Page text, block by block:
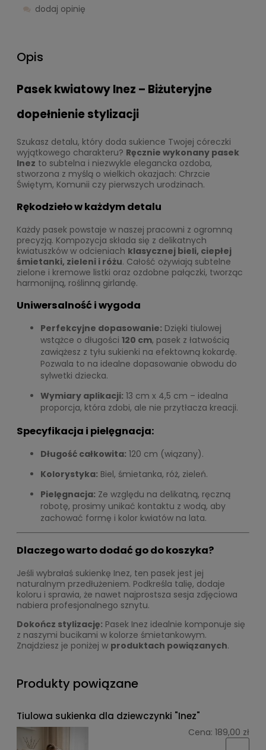
dodaj opinię
Opis
Pasek kwiatowy Inez – Biżuteryjne
dopełnienie stylizacji
Szukasz detalu, który doda sukience Twojej córeczki
wyjątkowego charakteru? Ręcznie wykonany pasek
Inez to subtelna i niezwykle elegancka ozdoba,
stworzona z myślą o wielkich okazjach: Chrzcie
Świętym, Komunii czy pierwszych urodzinach.
Rękodzieło w każdym detalu
Każdy pasek powstaje w naszej pracowni z ogromną
precyzją. Kompozycja składa się z delikatnych
kwiatuszków w odcieniach klasycznej bieli, ciepłej
śmietanki, zieleni i różu. Całość ożywiają subtelne
zielone i kremowe listki oraz ozdobne pałączki, tworząc
harmonijną, roślinną girlandę.
Uniwersalność i wygoda
Perfekcyjne dopasowanie: Dzięki tiulowej
wstążce o długości 120 cm, pasek z łatwością
zawiążesz z tyłu sukienki na efektowną kokardę.
Pozwala to na idealne dopasowanie obwodu do
sylwetki dziecka.
Wymiary aplikacji: 13 cm x 4,5 cm – idealna
proporcja, która zdobi, ale nie przytłacza kreacji.
Specyfikacja i pielęgnacja:
Długość całkowita: 120 cm (wiązany).
Kolorystyka: Biel, śmietanka, róż, zieleń.
Pielęgnacja: Ze względu na delikatną, ręczną
robotę, prosimy unikać kontaktu z wodą, aby
zachować formę i kolor kwiatów na lata.
Dlaczego warto dodać go do koszyka?
Jeśli wybrałaś sukienkę Inez, ten pasek jest jej
naturalnym przedłużeniem. Podkreśla talię, dodaje
koloru i sprawia, że nawet najprostsza sesja zdjęciowa
nabiera profesjonalnego sznytu.
Dokończ stylizację: Pasek Inez idealnie komponuje się
z naszymi bucikami w kolorze śmietankowym.
Znajdziesz je poniżej w produktach powiązanych.
Produkty powiązane
Tiulowa sukienka dla dziewczynki "Inez"
Cena: 189,00 zł